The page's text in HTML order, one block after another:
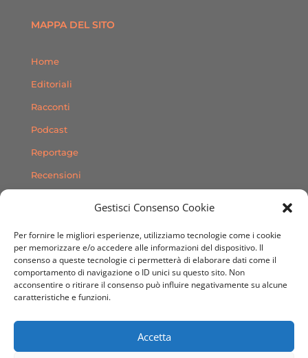
Gestisci Consenso Cookie
Per fornire le migliori esperienze, utilizziamo tecnologie come i cookie
per memorizzare e/o accedere alle informazioni del dispositivo. Il
consenso a queste tecnologie ci permetterà di elaborare dati come il
comportamento di navigazione o ID unici su questo sito. Non
acconsentire o ritirare il consenso può influire negativamente su alcune
caratteristiche e funzioni.
Accetta
MAPPA DEL SITO
Home
Editoriali
Racconti
Podcast
Reportage
Recensioni
Contatti
SEGUICI SUI SOCIAL